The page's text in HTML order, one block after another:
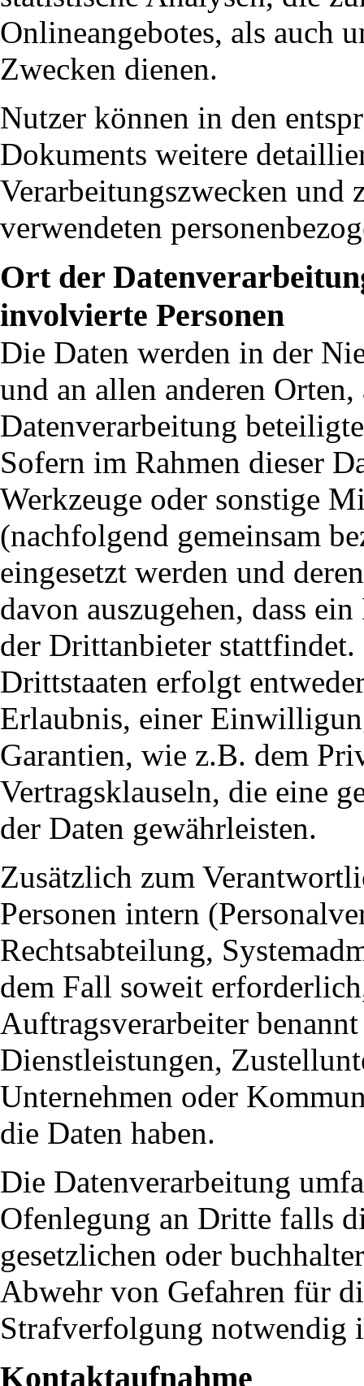
Onlineangebotes, als auch
Zwecken dienen.
Nutzer können in den
Dokuments weitere
Verarbeitungszwecken
verwendeten
Ort der
involvierte Personen
Die Daten werden in der
und an allen anderen
Datenverarbeitung
Sofern im Rahmen dieser
Werkzeuge oder sonstige
(nachfolgend gemeinsam
eingesetzt werden und
davon auszugehen, dass
der Drittanbieter
Drittstaaten erfolgt
Erlaubnis, einer
Garantien, wie z.B. dem
Vertragsklauseln, die eine
der Daten gewährleisten.
Zusätzlich zum
Personen intern
Rechtsabteilung,
dem Fall soweit
Auftragsverarbeiter
Dienstleistungen,
Unternehmen oder
die Daten haben.
Die Datenverarbeitung
Ofenlegung an Dritte falls
gesetzlichen oder
Abwehr von Gefahren für
Strafverfolgung notwendig
Kontaktaufnahme